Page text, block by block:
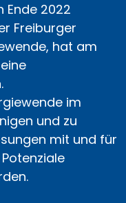
2022
Freiburger
hat am
im
und zu
mit und für